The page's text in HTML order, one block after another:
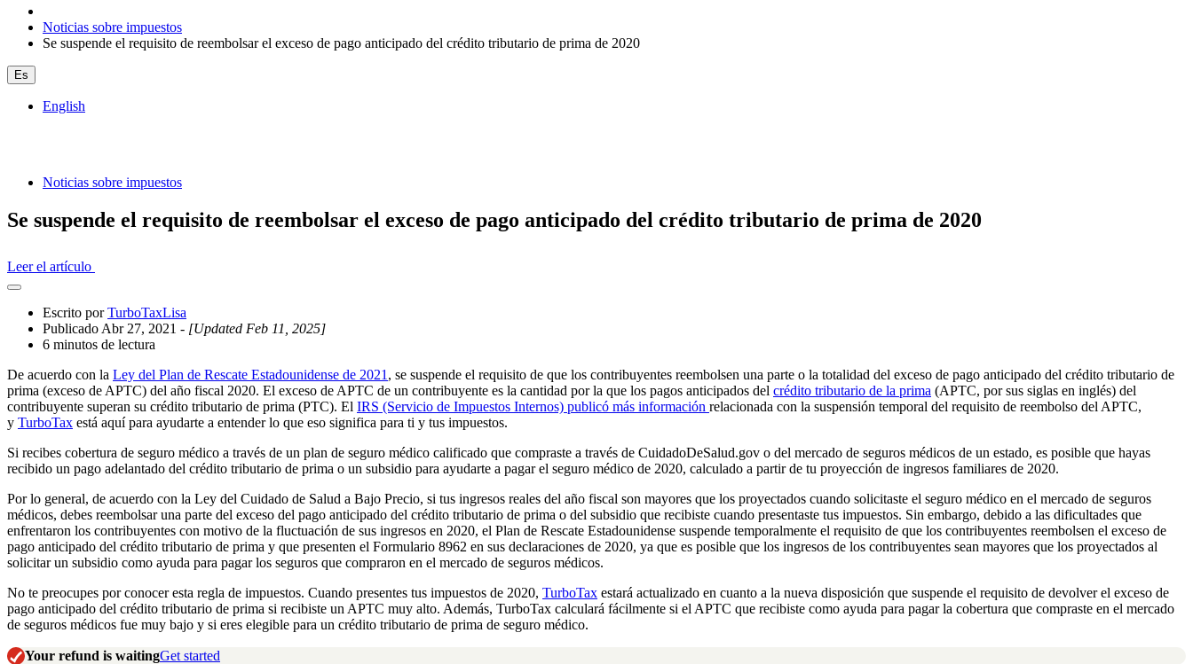
Noticias sobre impuestos
Se suspende el requisito de reembolsar el exceso de pago anticipado del crédito tributario de prima de 2020
Es
English
Noticias sobre impuestos
Se suspende el requisito de reembolsar el exceso de pago anticipado del crédito tributario de prima de 2020
Leer el artículo
Abrir
cajón
compartido
Escrito porTurboTaxLisa
Publicado Abr 27, 2021 - [Updated Feb 11, 2025]
6 minutos de lectura
De acuerdo con la Ley del Plan de Rescate Estadounidense de 2021 , se suspende el requisito de que los contribuyentes reembolsen una parte o la totalidad del exceso de pago anticipado del crédito tributario de
prima (exceso de APTC) del año fiscal 2020. El exceso de APTC de un contribuyente es la cantidad por la que los pagos anticipados del crédito tributario de la prima (APTC, por sus siglas en inglés) del
contribuyente superan su crédito tributario de prima (PTC). El IRS (Servicio de Impuestos Internos) publicó más información relacionada con la suspensión temporal del requisito de reembolso del APTC,
y TurboTax está aquí para ayudarte a entender lo que eso significa para ti y tus impuestos.
Si recibes cobertura de seguro médico a través de un plan de seguro médico calificado que compraste a través de CuidadoDeSalud.gov o del mercado de seguros médicos de un estado, es posible que hayas
recibido un pago adelantado del crédito tributario de prima o un subsidio para ayudarte a pagar el seguro médico de 2020, calculado a partir de tu proyección de ingresos familiares de 2020.
Por lo general, de acuerdo con la Ley del Cuidado de Salud a Bajo Precio, si tus ingresos reales del año fiscal son mayores que los proyectados cuando solicitaste el seguro médico en el mercado de seguros
médicos, debes reembolsar una parte del exceso del pago anticipado del crédito tributario de prima o del subsidio que recibiste cuando presentaste tus impuestos. Sin embargo, debido a las dificultades que
enfrentaron los contribuyentes con motivo de la fluctuación de sus ingresos en 2020, el Plan de Rescate Estadounidense suspende temporalmente el requisito de que los contribuyentes reembolsen el exceso de
pago anticipado del crédito tributario de prima y que presenten el Formulario 8962 en sus declaraciones de 2020, ya que es posible que los ingresos de los contribuyentes sean mayores que los proyectados al
solicitar un subsidio como ayuda para pagar los seguros que compraron en el mercado de seguros médicos.
No te preocupes por conocer esta regla de impuestos. Cuando presentes tus impuestos de 2020, TurboTax estará actualizado en cuanto a la nueva disposición que suspende el requisito de devolver el exceso de
pago anticipado del crédito tributario de prima si recibiste un APTC muy alto. Además, TurboTax calculará fácilmente si el APTC que recibiste como ayuda para pagar la cobertura que compraste en el mercado
de seguros médicos fue muy bajo y si eres elegible para un crédito tributario de prima de seguro médico.
Your refund is waitingGet started